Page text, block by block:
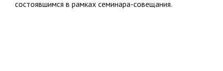
состоявшимся в рамках семинара-совещания.